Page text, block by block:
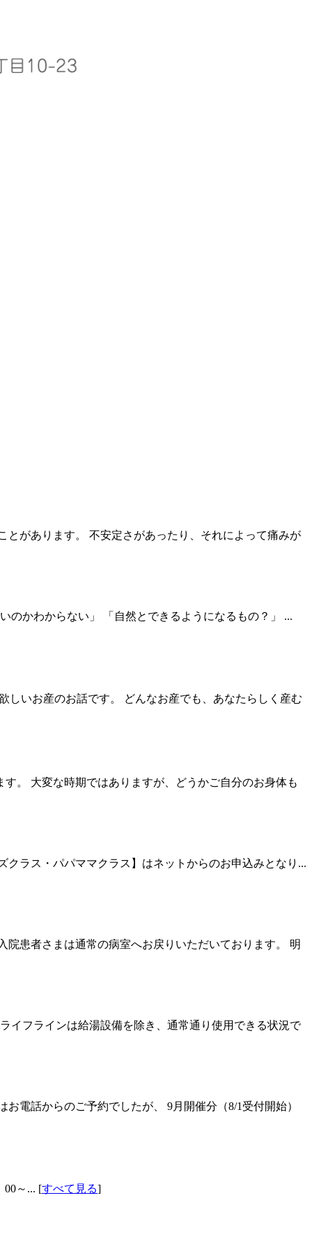
があります。 不安定さがあったり、それによって痛みが
のかわからない」 「自然とできるようになるもの？」 ...
しいお産のお話です。 どんなお産でも、あなたらしく産む
。 大変な時期ではありますが、どうかご自分のお身体も
クラス・パパママクラス】はネットからのお申込みとなり...
患者さまは通常の病室へお戻りいただいております。 明
イフラインは給湯設備を除き、通常通り使用できる状況で
電話からのご予約でしたが、 9月開催分（8/1受付開始）
00～... [すべて見る]